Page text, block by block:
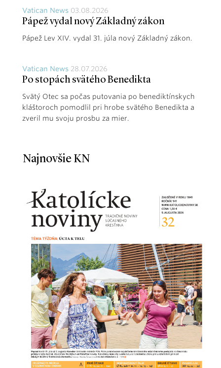
Vatican News 03.08.2026
Pápež vydal nový Základný zákon
Pápež Lev XIV. vydal 31. júla nový Základný zákon.
Vatican News 28.07.2026
Po stopách svätého Benedikta
Svätý Otec sa počas putovania po benediktínskych
kláštoroch pomodlil pri hrobe svätého Benedikta a
zveril mu svoju prosbu za mier.
Najnovšie KN